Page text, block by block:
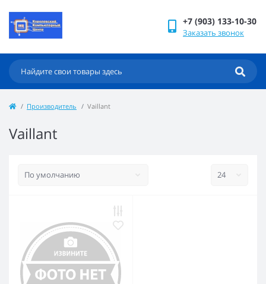
+7 (903) 133-10-30
Заказать звонок
Производитель Vaillant
Vaillant